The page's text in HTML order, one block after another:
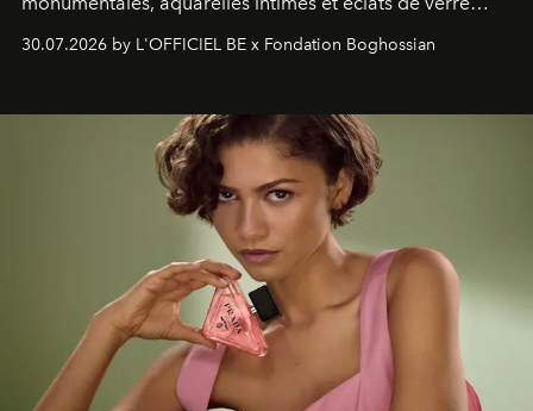
soufflé, l’artiste français compose un itinéraire
émotionnel où chaque œuvre devient le souvenir
émerveillement.
30.07.2026 by L'OFFICIEL BE x Fondation Boghossian